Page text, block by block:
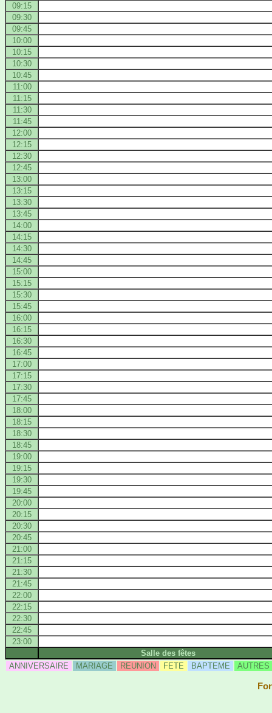
09:15
09:30
09:45
10:00
10:15
10:30
10:45
11:00
11:15
11:30
11:45
12:00
12:15
12:30
12:45
13:00
13:15
13:30
13:45
14:00
14:15
14:30
14:45
15:00
15:15
15:30
15:45
16:00
16:15
16:30
16:45
17:00
17:15
17:30
17:45
18:00
18:15
18:30
18:45
19:00
19:15
19:30
19:45
20:00
20:15
20:30
20:45
21:00
21:15
21:30
21:45
22:00
22:15
22:30
22:45
23:00
Salle des fêtes
ANNIVERSAIRE
MARIAGE REUNION FETE BAPTEME AUTRES